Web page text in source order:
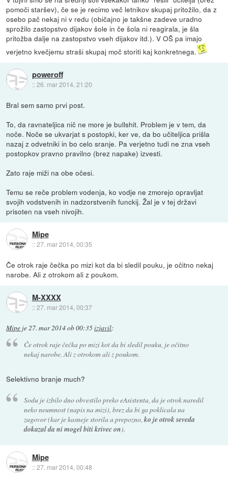
pomoči staršev), če se je recimo več letnikov skupaj pritožilo, da z
osebo pač nekaj ni v redu (običajno je takšne zadeve uradno
sprožilo zastopstvo dijakov šole in če šola ni reagirala, je šla
pritožba dalje na zastopstvo vseh dijakov itd.). V OŠ pa imajo
verjetno kvečjemu straši skupaj moč storiti kaj konkretnega.
poweroff
::26. mar 2014, 21:20
Bral sem samo prvi post.
To, da ravnateljica nič ne more je bullshit. Problem je v tem, da
noče. Noče se ukvarjat s postopki, ker ve, da bo učiteljica prišla
nazaj z odvetniki in bo celo sranje. Pa verjetno tudi ne zna vseh
postopkov pravno pravilno (brez napake) izvesti.
Zato raje miži na obe očesi.
Temu se reče problem vodenja, ko vodje ne zmorejo opravljat
svojih vodstvenih in nadzorstvenih funckij. Žal je v tej državi
prisoten na vseh nivojih.
Mipe
::27. mar 2014, 00:35
Če otrok raje čečka po mizi kot da bi sledil pouku, je očitno nekaj
narobe. Ali z otrokom ali z poukom.
M-XXXX
::27. mar 2014, 00:37
Mipe je27. mar 2014 ob 00:35izjavil:
Če otrok raje čečka po mizi kot da bi sledil pouku, je očitno
nekaj narobe. Ali z otrokom ali z poukom.
Selektivno branje much?
Sodu je izbilo dno obvestilo preko eAsistenta, da je otrok naredil
neko neumnost (napis na mizi), brez da bi ga poklicala na
zagovor (kar je kasneje storila a prepozno,ko je otrok seveda
dokazal da ni mogel biti krivec on).
Mipe
::27. mar 2014, 00:48